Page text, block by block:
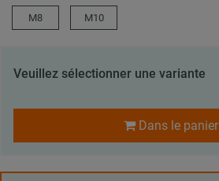
M8 M10
Veuillez sélectionner une variante
Dans le panier